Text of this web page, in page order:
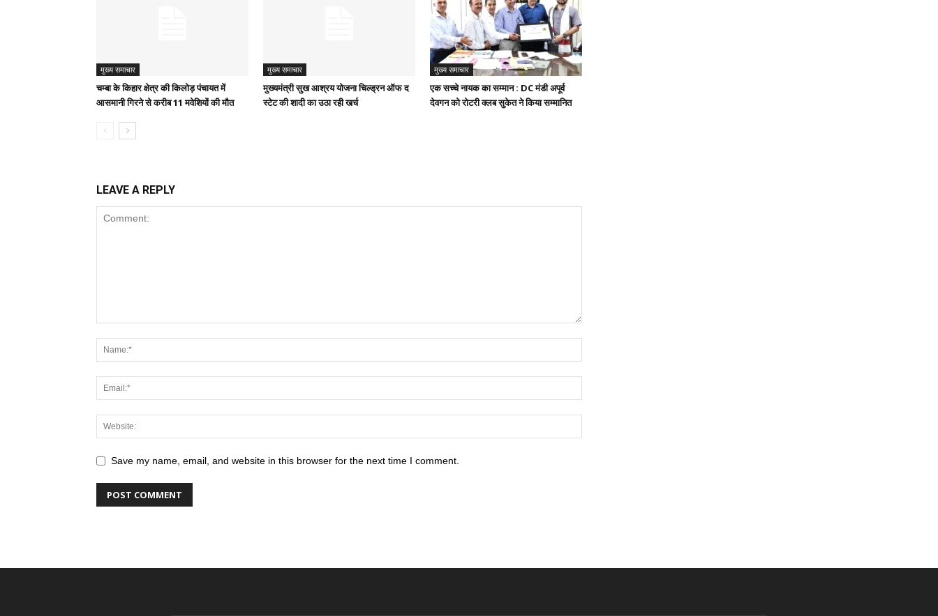
मुख्य समाचार
चम्बा के किहार क्षेत्र की किलोड़ पंचायत में
आसमानी गिरने से करीब 11 मवेशियों की मौत
मुख्य समाचार
मुख्यमंत्री सुख आश्रय योजना चिल्ड्रन ऑफ द
स्टेट की शादी का उठा रही खर्च
मुख्य समाचार
एक सच्चे नायक का सम्मान : DC मंडी अपूर्व
देवगन को रोटरी क्लब सुकेत ने किया सम्मानित
LEAVE A REPLY
Save my name, email, and website in this browser for the next time I comment.